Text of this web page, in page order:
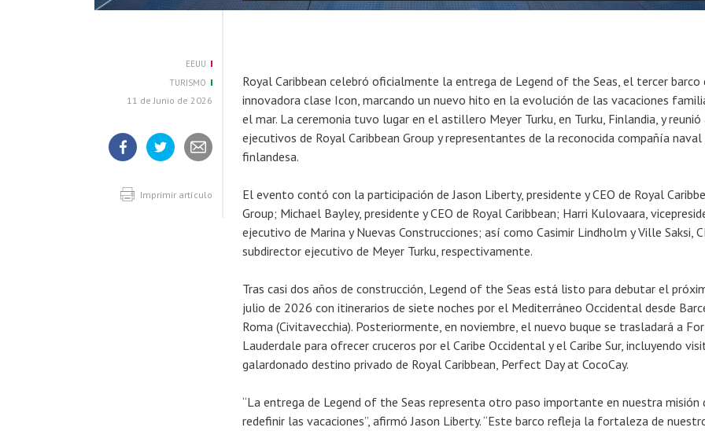
EEUU
TURISMO
11 de Junio de 2026
en
FacebookTwitter
Imprimir artículo
Royal Caribbean celebró oficialmente la entrega de Legend of the Seas, el tercer barco
innovadora clase Icon, marcando un nuevo hito en la evolución de las vacaciones
el mar. La ceremonia tuvo lugar en el astillero Meyer Turku, en Turku, Finlandia, y reunió
ejecutivos de Royal Caribbean Group y representantes de la reconocida compañía naval
finlandesa.
El evento contó con la participación de Jason Liberty, presidente y CEO de Royal
Group; Michael Bayley, presidente y CEO de Royal Caribbean; Harri Kulovaara,
ejecutivo de Marina y Nuevas Construcciones; así como Casimir Lindholm y Ville Saksi,
subdirector ejecutivo de Meyer Turku, respectivamente.
Tras casi dos años de construcción, Legend of the Seas está listo para debutar el
julio de 2026 con itinerarios de siete noches por el Mediterráneo Occidental desde
Roma (Civitavecchia). Posteriormente, en noviembre, el nuevo buque se trasladará a
Lauderdale para ofrecer cruceros por el Caribe Occidental y el Caribe Sur, incluyendo
galardonado destino privado de Royal Caribbean, Perfect Day at CocoCay.
“La entrega de Legend of the Seas representa otro paso importante en nuestra misión
redefinir las vacaciones”, afirmó Jason Liberty. “Este barco refleja la fortaleza de